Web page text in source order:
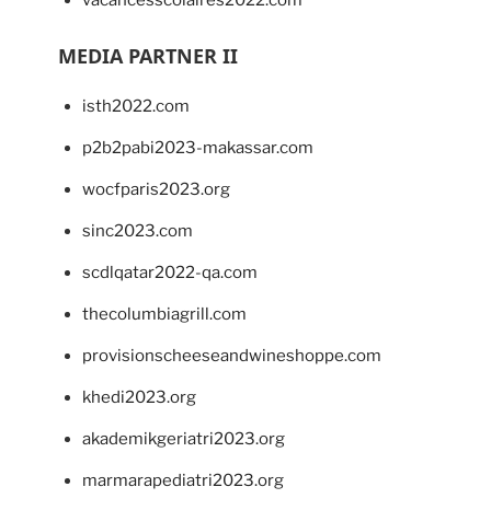
MEDIA PARTNER II
isth2022.com
p2b2pabi2023-makassar.com
wocfparis2023.org
sinc2023.com
scdlqatar2022-qa.com
thecolumbiagrill.com
provisionscheeseandwineshoppe.com
khedi2023.org
akademikgeriatri2023.org
marmarapediatri2023.org